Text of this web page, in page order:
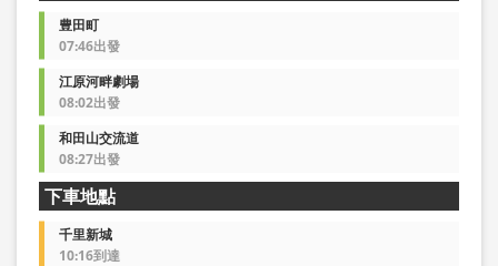
豊田町
07:46出發
江原河畔劇場
08:02出發
和田山交流道
08:27出發
下車地點
千里新城
10:16到達